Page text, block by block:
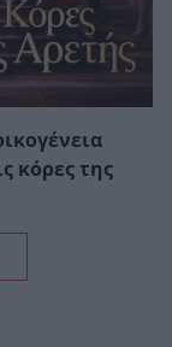
κόρες της